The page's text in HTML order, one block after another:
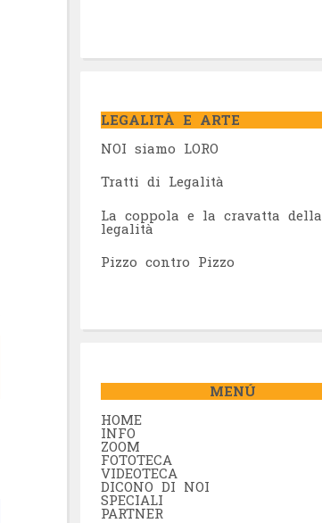
LEGALITÀ E ARTE
NOI siamo LORO
Tratti di Legalità
La coppola e la cravatta della
legalità
Pizzo contro Pizzo
MENÚ
HOME
INFO
ZOOM
FOTOTECA
VIDEOTECA
DICONO DI NOI
SPECIALI
PARTNER